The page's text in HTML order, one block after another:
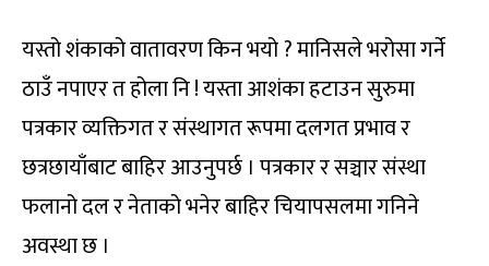
यस्तो शंकाको वातावरण किन भयो ? मानिसले भरोसा गर्ने
ठाउँ नपाएर त होला नि ! यस्ता आशंका हटाउन सुरुमा
पत्रकार व्यक्तिगत र संस्थागत रूपमा दलगत प्रभाव र
छत्रछायाँबाट बाहिर आउनुपर्छ । पत्रकार र सञ्चार संस्था
फलानो दल र नेताको भनेर बाहिर चियापसलमा गनिने
अवस्था छ ।